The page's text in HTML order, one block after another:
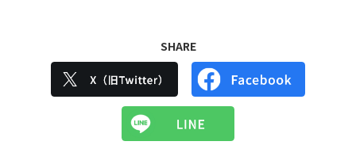
SHARE